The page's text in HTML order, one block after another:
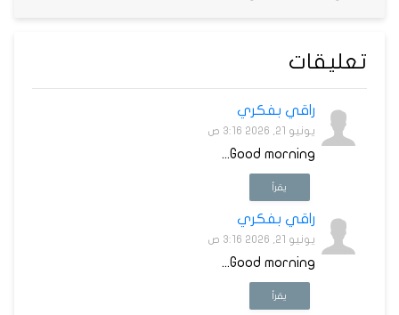
تعليقات
راقي بفكري
يونيو 21, 2026 3:16 ص
Good morning...
يقرأ
راقي بفكري
يونيو 21, 2026 3:16 ص
Good morning...
يقرأ